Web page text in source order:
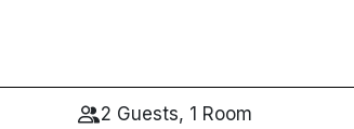
2 Guests, 1 Room